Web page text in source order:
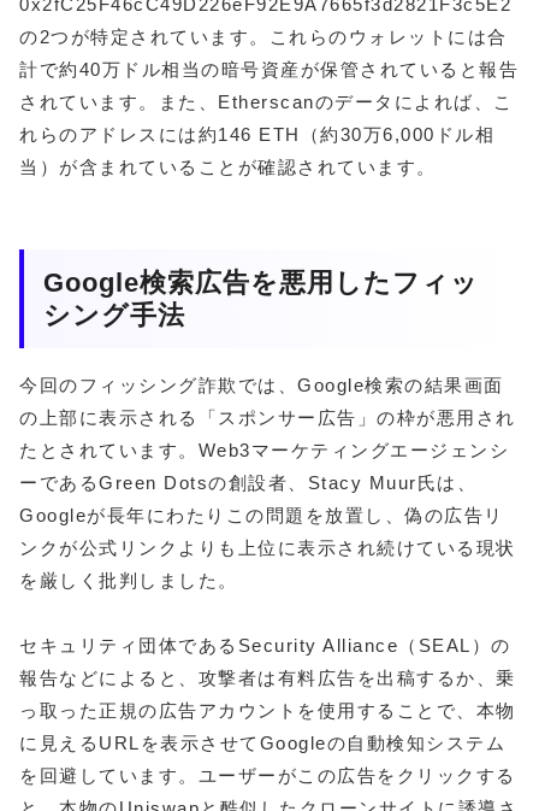
の2つが特定されています。これらのウォレットには合
計で約40万ドル相当の暗号資産が保管されていると報告
されています。また、Etherscanのデータによれば、こ
れらのアドレスには約146 ETH（約30万6,000ドル相
当）が含まれていることが確認されています。
Google検索広告を悪用したフィッ
シング手法
今回のフィッシング詐欺では、Google検索の結果画面
の上部に表示される「スポンサー広告」の枠が悪用され
たとされています。Web3マーケティングエージェンシ
ーであるGreen Dotsの創設者、Stacy Muur氏は、
Googleが長年にわたりこの問題を放置し、偽の広告リ
ンクが公式リンクよりも上位に表示され続けている現状
を厳しく批判しました。
セキュリティ団体であるSecurity Alliance（SEAL）の
報告などによると、攻撃者は有料広告を出稿するか、乗
っ取った正規の広告アカウントを使用することで、本物
に見えるURLを表示させてGoogleの自動検知システム
を回避しています。ユーザーがこの広告をクリックする